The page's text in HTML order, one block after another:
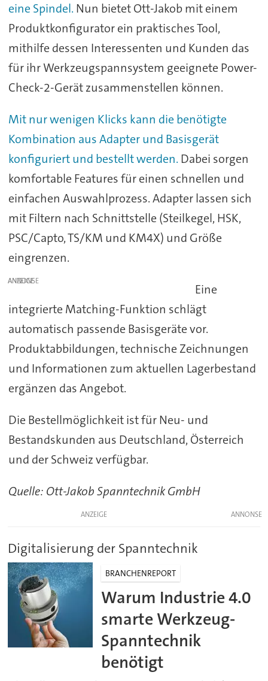
eine Spindel. Nun bietet Ott-Jakob mit einem
Produktkonfigurator ein praktisches Tool,
mithilfe dessen Interessenten und Kunden das
für ihr Werkzeugspannsystem geeignete Power-
Check-2-Gerät zusammenstellen können.
Mit nur wenigen Klicks kann die benötigte
Kombination aus Adapter und Basisgerät
konfiguriert und bestellt werden. Dabei sorgen
komfortable Features für einen schnellen und
einfachen Auswahlprozess. Adapter lassen sich
mit Filtern nach Schnittstelle (Steilkegel, HSK,
PSC/Capto, TS/KM und KM4X) und Größe
eingrenzen.
ANZEIGE
Eine
integrierte Matching-Funktion schlägt
automatisch passende Basisgeräte vor.
Produktabbildungen, technische Zeichnungen
und Informationen zum aktuellen Lagerbestand
ergänzen das Angebot.
Die Bestellmöglichkeit ist für Neu- und
Bestandskunden aus Deutschland, Österreich
und der Schweiz verfügbar.
Quelle: Ott-Jakob Spanntechnik GmbH
ANZEIGE
Digitalisierung der Spanntechnik
BRANCHENREPORT
Warum Industrie 4.0
smarte Werkzeug-
Spanntechnik
benötigt